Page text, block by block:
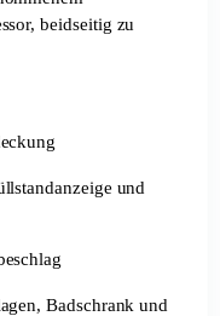
beidseitig zu
und
Badschrank und